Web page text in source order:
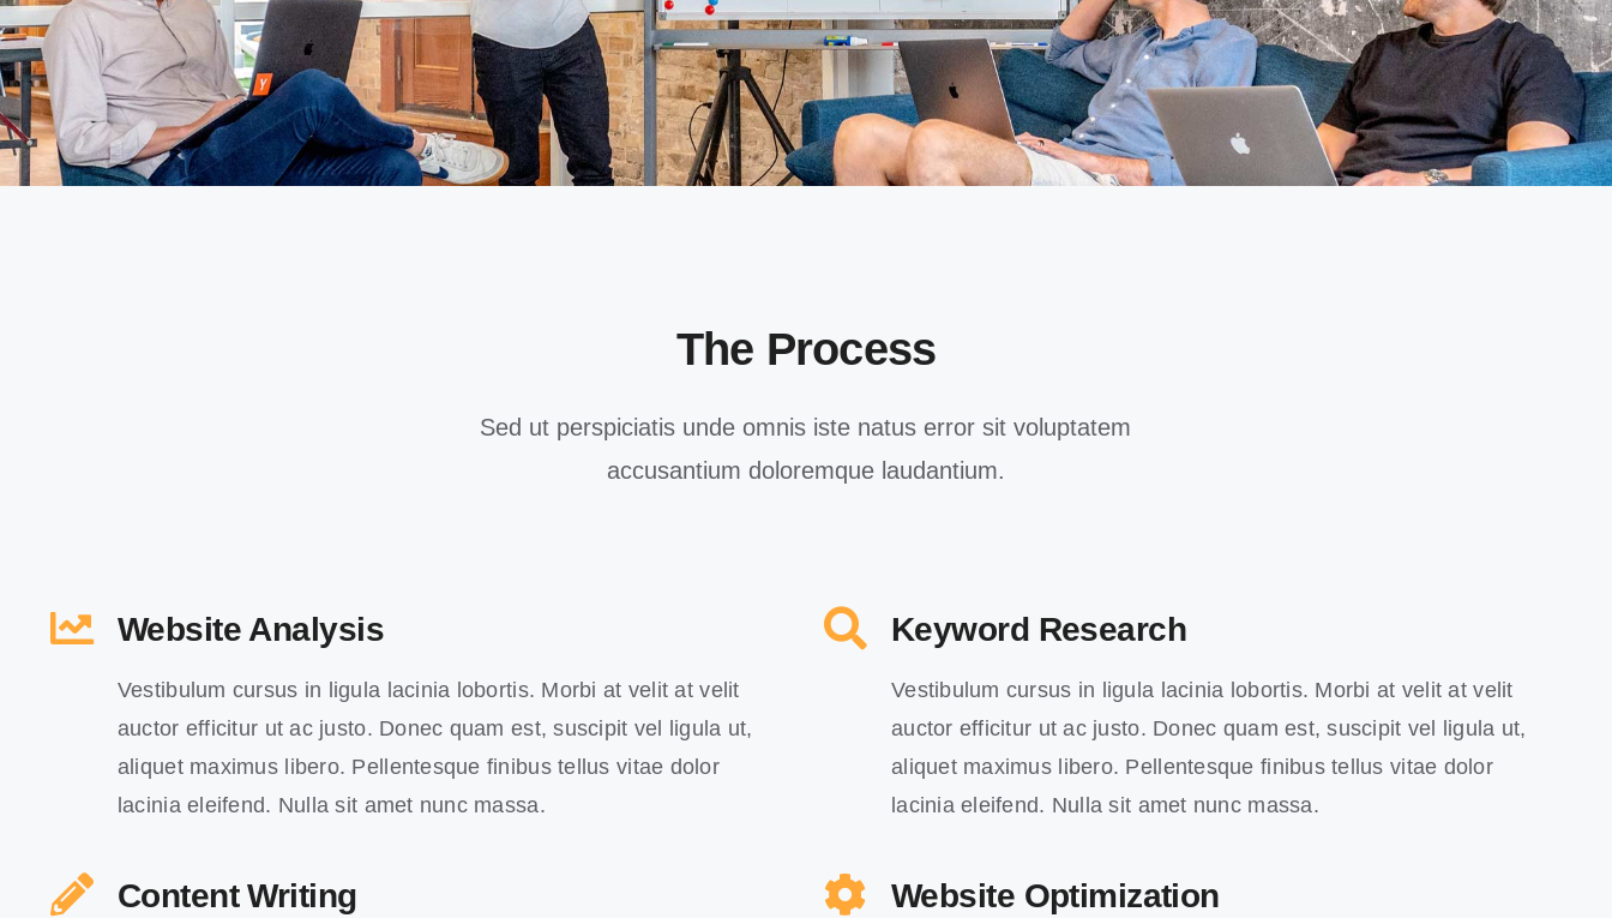
The Process
Sed ut perspiciatis unde omnis iste natus error sit voluptatem
accusantium doloremque laudantium.
Website Analysis
Vestibulum cursus in ligula lacinia lobortis. Morbi at velit at velit
auctor efficitur ut ac justo. Donec quam est, suscipit vel ligula ut,
aliquet maximus libero. Pellentesque finibus tellus vitae dolor
lacinia eleifend. Nulla sit amet nunc massa.
Keyword Research
Vestibulum cursus in ligula lacinia lobortis. Morbi at velit at velit
auctor efficitur ut ac justo. Donec quam est, suscipit vel ligula ut,
aliquet maximus libero. Pellentesque finibus tellus vitae dolor
lacinia eleifend. Nulla sit amet nunc massa.
Content Writing Website Optimization